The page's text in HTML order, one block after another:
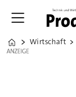
Home
Wirtschaft
ANZEIGE
ANZEIGE